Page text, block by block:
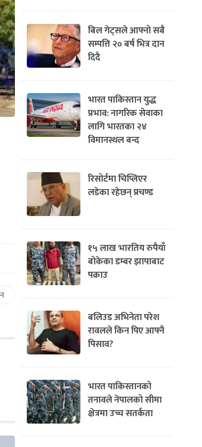
बिल गेट्सले आफ्नो सबै
सम्पत्ति २० बर्ष भित्र दान
दिदै
भारत पाकिस्तान युद्ध
प्रभाव: नागरिक सेवाका
लागि भारतका २४
विमानस्थल बन्द
रिसोर्टमा चिप्लिएर
लडेका रहेछन् प्रचण्ड
१५ लाख भारतिय रुपैयाँ
बोकेका डम्बर झापाबाट
पक्राउ
बलिउड अभिनेता परेश
रावलले किन पिए आफ्नै
पिसाव?
भारत पाकिस्तानको
तनावले नेपालको सीमा
क्षेत्रमा उच्च सतर्कता